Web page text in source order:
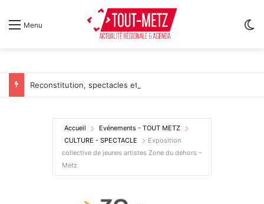
Menu
Accueil
Evénements - TOUT METZ
CULTURE - SPECTACLE
Exposition
collective de jeunes artistes Zone du dehors –
Metz